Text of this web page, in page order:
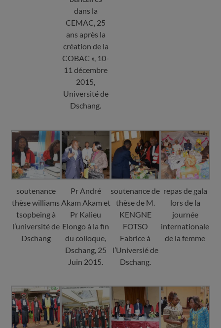
dans la
CEMAC, 25
ans après la
création de la
COBAC », 10-
11 décembre
2015,
Université de
Dschang.
soutenance
thèse williams
tsopbeing à
l’université de
Dschang
Pr André
Akam Akam et
Pr Kalieu
Elongo à la fin
du colloque,
Dschang, 25
Juin 2015.
soutenance de
thèse de M.
KENGNE
FOTSO
Fabrice à
l’Universié de
Dschang.
repas de gala
lors de la
journée
internationale
de la femme